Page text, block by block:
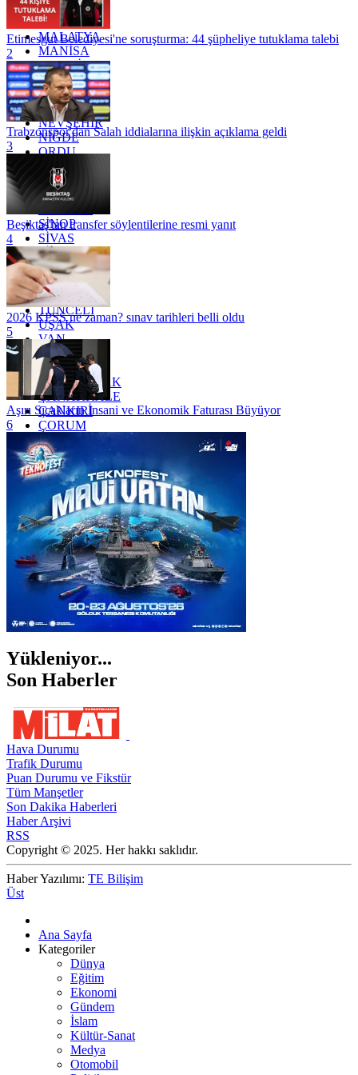
KÜTAHYA
KİLİS
MALATYA
MANİSA
MARDİN
MERSİN
MUĞLA
MUŞ
NEVŞEHİR
NİĞDE
ORDU
OSMANİYE
RİZE
SAKARYA
SİNOP
SİVAS
SİİRT
TEKİRDAĞ
TOKAT
TRABZON
TUNCELİ
UŞAK
VAN
YALOVA
YOZGAT
ZONGULDAK
ÇANAKKALE
ÇANKIRI
ÇORUM
İSTANBUL
İZMİR
ŞANLIURFA
ŞIRNAK
Etimesgut Belediyesi'ne soruşturma: 44 şüpheliye tutuklama talebi
2
Trabzonspor'dan Salah iddialarına ilişkin açıklama geldi
3
Beşiktaş'tan transfer söylentilerine resmi yanıt
4
2026 KPSS ne zaman? sınav tarihleri belli oldu
5
Aşırı Sıcakların İnsani ve Ekonomik Faturası Büyüyor
6
Yükleniyor...
Son Haberler
Hava Durumu
Trafik Durumu
Puan Durumu ve Fikstür
Tüm Manşetler
Son Dakika Haberleri
Haber Arşivi
RSS
Copyright © 2025. Her hakkı saklıdır.
Haber Yazılımı: TE Bilişim
Üst
Ana Sayfa
Kategoriler
Dünya
Eğitim
Ekonomi
Gündem
İslam
Kültür-Sanat
Medya
Otomobil